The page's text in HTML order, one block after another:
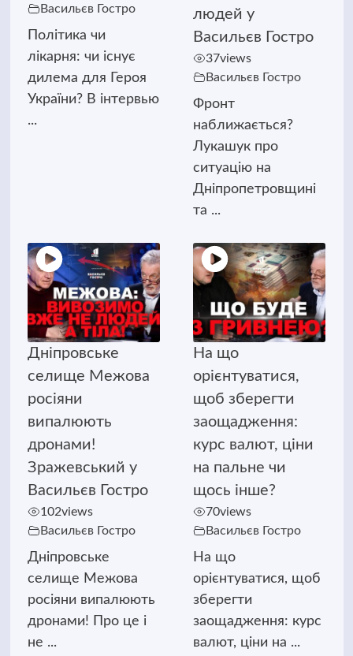
Васильєв Гостро
Політика чи
лікарня: чи існує
дилема для Героя
України? В інтервью
...
людей у
Васильєв Гостро
37views
Васильєв Гостро
Фронт
наближається?
Лукашук про
ситуацію на
Дніпропетровщині
та ...
Дніпровське
селище Межова
росіяни
випалюють
дронами!
Зражевський у
Васильєв Гостро
102views
Васильєв Гостро
Дніпровське
селище Межова
росіяни випалюють
дронами! Про це і
не ...
На що
орієнтуватися,
щоб зберегти
заощадження:
курс валют, ціни
на пальне чи
щось інше?
70views
Васильєв Гостро
На що
орієнтуватися, щоб
зберегти
заощадження: курс
валют, ціни на ...